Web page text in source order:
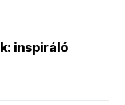
inspiráló